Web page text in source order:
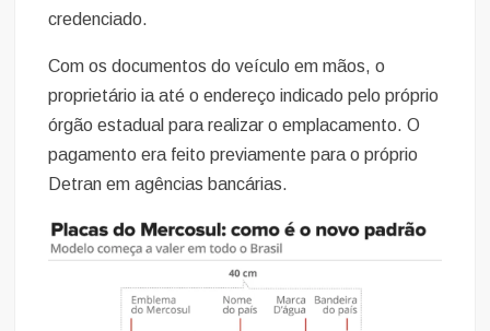
credenciado.
Com os documentos do veículo em mãos, o
proprietário ia até o endereço indicado pelo próprio
órgão estadual para realizar o emplacamento. O
pagamento era feito previamente para o próprio
Detran em agências bancárias.